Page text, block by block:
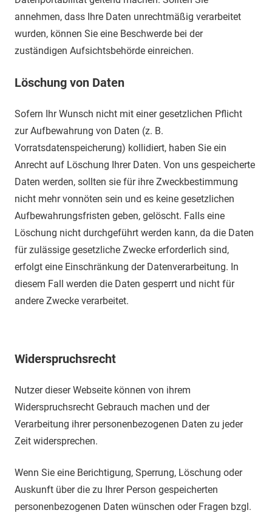
annehmen, dass Ihre Daten unrechtmäßig verarbeitet
wurden, können Sie eine Beschwerde bei der
zuständigen Aufsichtsbehörde einreichen.
Löschung von Daten
Sofern Ihr Wunsch nicht mit einer gesetzlichen Pflicht
zur Aufbewahrung von Daten (z. B.
Vorratsdatenspeicherung) kollidiert, haben Sie ein
Anrecht auf Löschung Ihrer Daten. Von uns gespeicherte
Daten werden, sollten sie für ihre Zweckbestimmung
nicht mehr vonnöten sein und es keine gesetzlichen
Aufbewahrungsfristen geben, gelöscht. Falls eine
Löschung nicht durchgeführt werden kann, da die Daten
für zulässige gesetzliche Zwecke erforderlich sind,
erfolgt eine Einschränkung der Datenverarbeitung. In
diesem Fall werden die Daten gesperrt und nicht für
andere Zwecke verarbeitet.
Widerspruchsrecht
Nutzer dieser Webseite können von ihrem
Widerspruchsrecht Gebrauch machen und der
Verarbeitung ihrer personenbezogenen Daten zu jeder
Zeit widersprechen.
Wenn Sie eine Berichtigung, Sperrung, Löschung oder
Auskunft über die zu Ihrer Person gespeicherten
personenbezogenen Daten wünschen oder Fragen bzgl.